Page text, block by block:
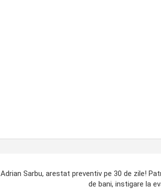
Adrian Sarbu, arestat preventiv pe 30 de zile!
de bani, instigare la